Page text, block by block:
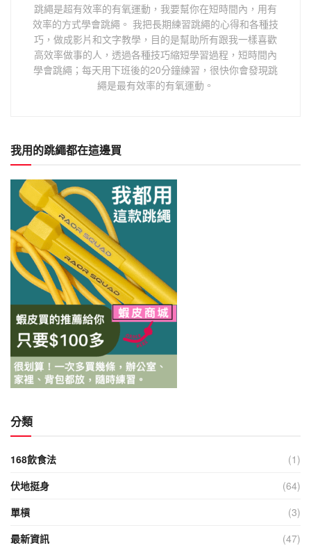
跳繩是超有效率的有氧運動，我要幫你在短時間內，用有
效率的方式學會跳繩。 我把長期練習跳繩的心得和各種技
巧，做成影片和文字教學，目的是幫助所有跟我一樣喜歡
高效率做事的人，透過各種技巧縮短學習過程，短時間內
學會跳繩；每天用下班後的20分鐘練習，很快你會發現跳
繩是最有效率的有氧運動。
我用的跳繩都在這邊買
分類
168飲食法
(1)
伏地挺身
(64)
單槓
(3)
最新資訊
(47)